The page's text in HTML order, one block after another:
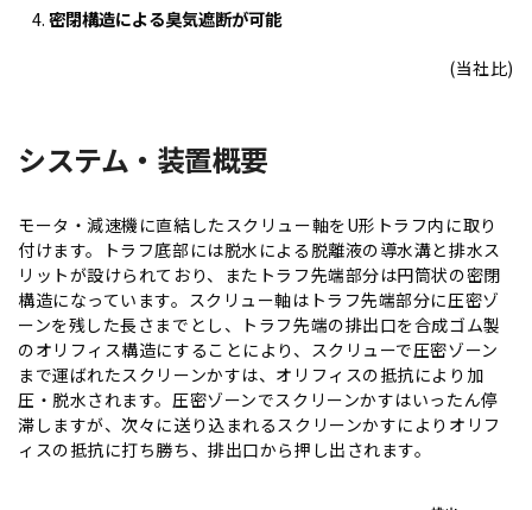
密閉構造による臭気遮断が可能
(当社比)
システム・装置概要
モータ・減速機に直結したスクリュー軸をU形トラフ内に取り
付けます。トラフ底部には脱水による脱離液の導水溝と排水ス
リットが設けられており、またトラフ先端部分は円筒状の密閉
構造になっています。スクリュー軸はトラフ先端部分に圧密ゾ
ーンを残した長さまでとし、トラフ先端の排出口を合成ゴム製
のオリフィス構造にすることにより、スクリューで圧密ゾーン
まで運ばれたスクリーンかすは、オリフィスの抵抗により加
圧・脱水されます。圧密ゾーンでスクリーンかすはいったん停
滞しますが、次々に送り込まれるスクリーンかすによりオリフ
ィスの抵抗に打ち勝ち、排出口から押し出されます。